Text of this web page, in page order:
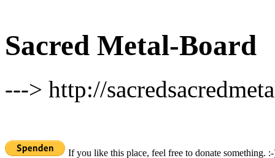
Sacred Metal-Board
---> http://
If you like this place, feel free to donate something.